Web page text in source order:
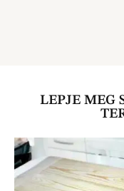
LEPJE MEG